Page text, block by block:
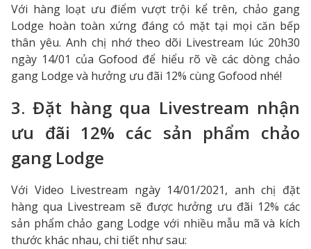
Với hàng loạt ưu điểm vượt trội kể trên, chảo gang
Lodge hoàn toàn xứng đáng có mặt tại mọi căn bếp
thân yêu. Anh chị nhớ theo dõi Livestream lúc 20h30
ngày 14/01 của Gofood để hiểu rõ về các dòng chảo
gang Lodge và hưởng ưu đãi 12% cùng Gofood nhé!
3. Đặt hàng qua Livestream nhận
ưu đãi 12% các sản phẩm chảo
gang Lodge
Với Video Livestream ngày 14/01/2021, anh chị đặt
hàng qua Livestream sẽ được hưởng ưu đãi 12% các
sản phẩm chảo gang Lodge với nhiều mẫu mã và kích
thước khác nhau, chi tiết như sau: